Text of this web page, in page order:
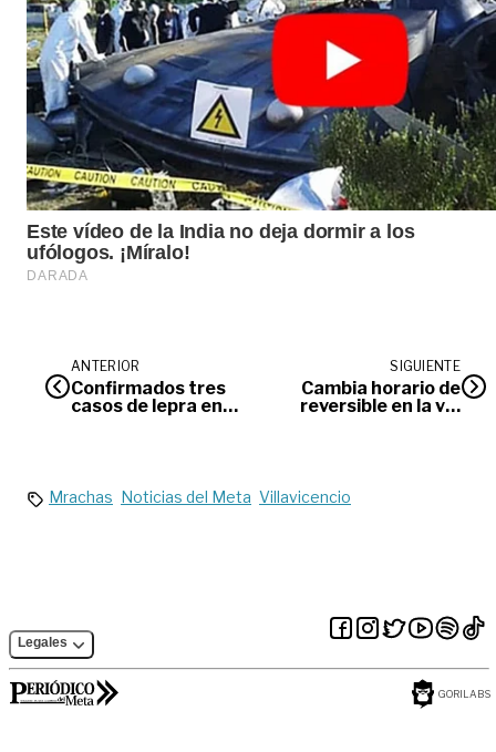
ANTERIOR
Confirmados tres
casos de lepra en
SIGUIENTE
Cambia horario de
reversible en la vía
Mrachas Noticias del Meta Villavicencio
Legales
GORILABS